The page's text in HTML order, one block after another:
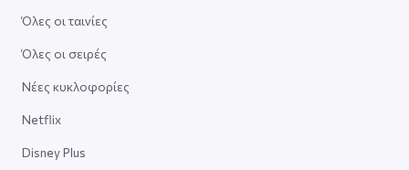
Όλες οι ταινίες
Όλες οι σειρές
Νέες κυκλοφορίες
Netflix
Disney Plus